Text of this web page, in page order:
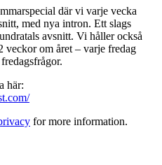
där vi varje vecka
med nya intron. Ett slags
avsnitt. Vi håller också
veckor om året – varje fredag
här:
for more information.